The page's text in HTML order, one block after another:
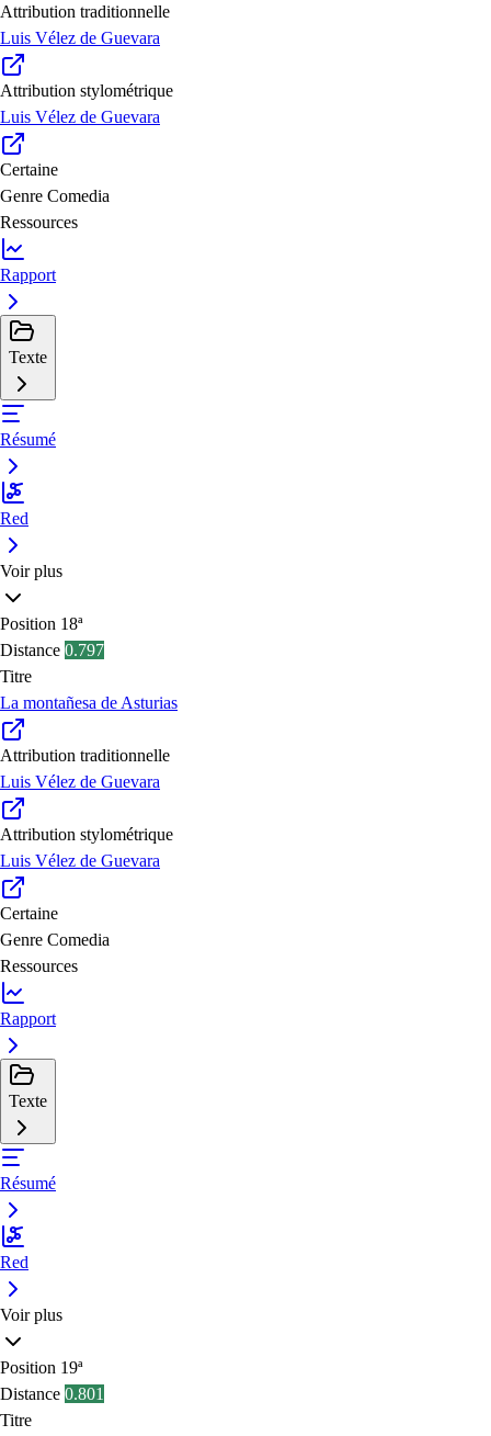
Attribution traditionnelle
Luis Vélez de Guevara
Attribution stylométrique
Luis Vélez de Guevara
Certaine
Genre Comedia
Ressources
Rapport
Texte
Résumé
Red
Voir plus
Position 18ª
Distance 0.797
Titre
La montañesa de Asturias
Attribution traditionnelle
Luis Vélez de Guevara
Attribution stylométrique
Luis Vélez de Guevara
Certaine
Genre Comedia
Ressources
Rapport
Texte
Résumé
Red
Voir plus
Position 19ª
Distance 0.801
Titre